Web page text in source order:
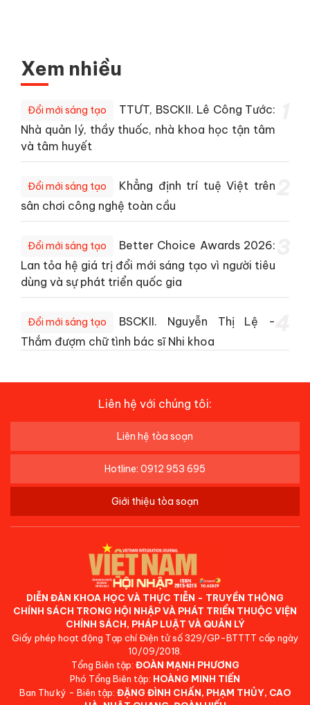
Xem nhiều
Đổi mới sáng tạo
TTƯT, BSCKII. Lê Công Tước:
Nhà quản lý, thầy thuốc, nhà khoa học tận tâm
và tâm huyết
Đổi mới sáng tạo
Khẳng định trí tuệ Việt trên
sân chơi công nghệ toàn cầu
Đổi mới sáng tạo
Better Choice Awards 2026:
Lan tỏa hệ giá trị đổi mới sáng tạo vì người tiêu
dùng và sự phát triển quốc gia
Đổi mới sáng tạo
BSCKII. Nguyễn Thị Lệ -
Thắm đượm chữ tình bác sĩ Nhi khoa
Liên hệ với chúng tôi:
Liên hệ tòa soạn
Hotline: 0912 953 695
Giới thiệu tòa soạn
DIỄN ĐÀN KHOA HỌC VÀ THỰC TIỄN - TRUYỀN THÔNG
CHÍNH SÁCH TRONG HỘI NHẬP VÀ PHÁT TRIỂN THUỘC VIỆN
CHÍNH SÁCH, PHÁP LUẬT VÀ QUẢN LÝ
Giấy phép hoạt động Tạp chí Điện tử số 329/GP-BTTTT cấp ngày
10/09/2018.
Tổng Biên tập: ĐOÀN MẠNH PHƯƠNG
Phó Tổng Biên tập: HOÀNG MINH TIẾN
Ban Thư ký - Biên tập: ĐẶNG ĐÌNH CHẤN, PHẠM THỦY, CAO